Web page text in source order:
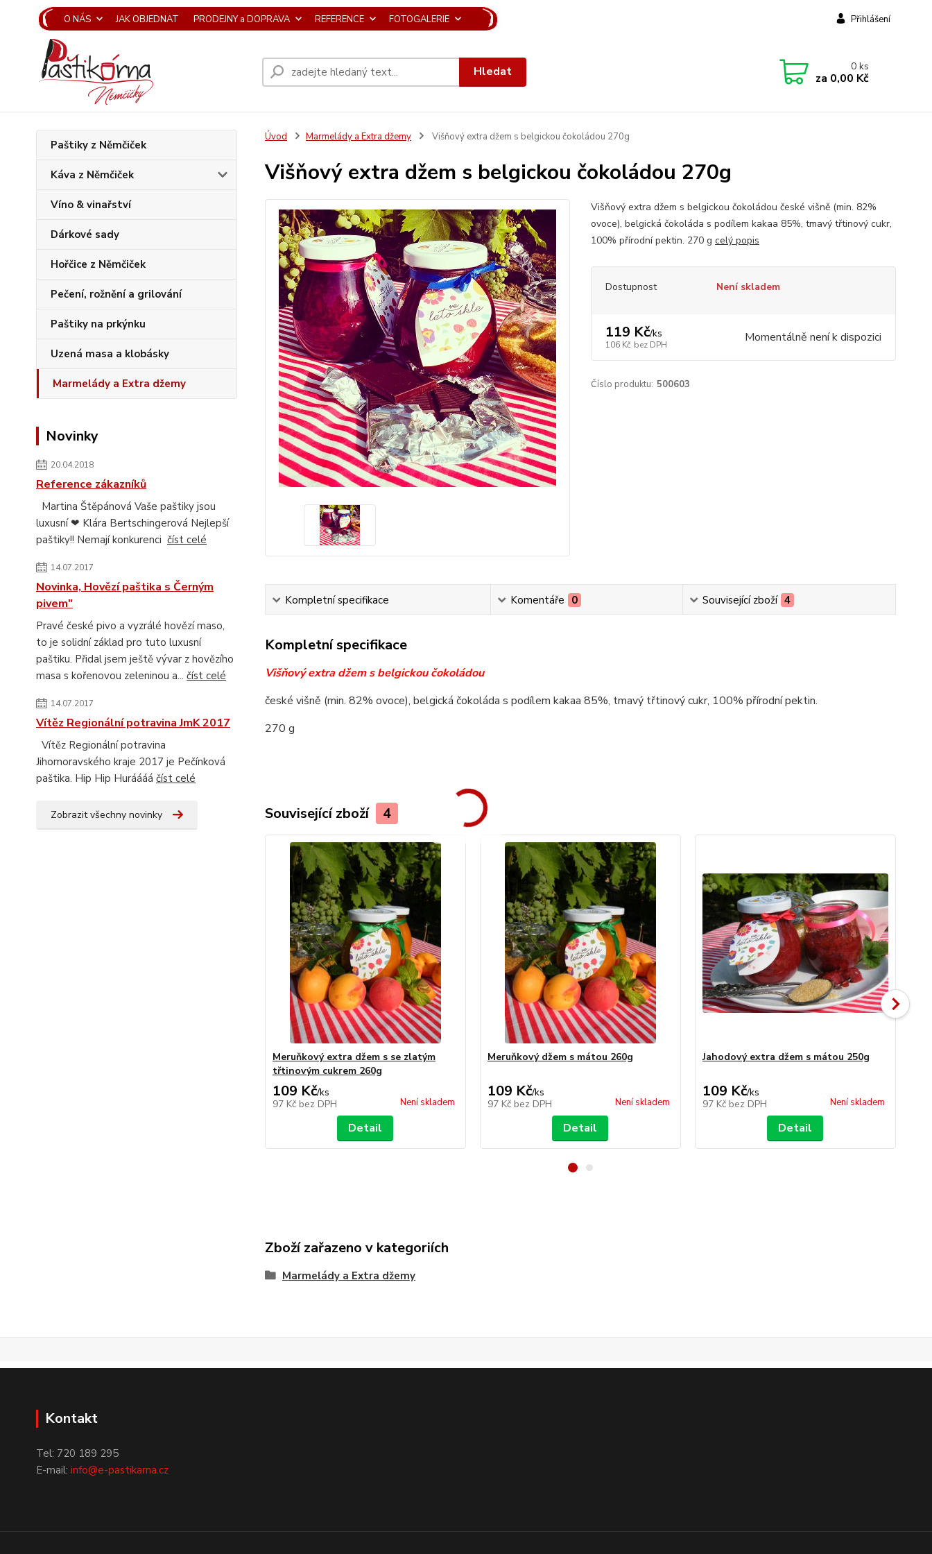
O NÁS JAK OBJEDNAT PRODEJNY a DOPRAVA REFERENCE FOTOGALERIE Přihlášení
Hledat 0ks
za 0,00 Kč
Paštiky z Němčiček
Káva z Němčiček
Víno & vinařství
Dárkové sady
Hořčice z Němčiček
Pečení, rožnění a grilování
Paštiky na prkýnku
Uzená masa a klobásky
Marmelády a Extra džemy
Novinky
20.04.2018
Reference zákazníků
Martina Štěpánová Vaše paštiky jsou
luxusní ❤ Klára Bertschingerová Nejlepší
paštiky!! Nemají konkurenci číst celé
14.07.2017
Novinka, Hovězí paštika s Černým
pivem"
Pravé české pivo a vyzrálé hovězí maso,
to je solidní základ pro tuto luxusní
paštiku. Přidal jsem ještě vývar z hovězího
masa s kořenovou zeleninou a... číst celé
14.07.2017
Vítěz Regionální potravina JmK 2017
Vítěz Regionální potravina
Jihomoravského kraje 2017 je Pečínková
paštika. Hip Hip Huráááá číst celé
Zobrazit všechny novinky
Úvod Marmelády a Extra džemy Višňový extra džem s belgickou čokoládou 270g
Višňový extra džem s belgickou čokoládou 270g
Višňový extra džem s belgickou čokoládou české višně (min. 82%
ovoce), belgická čokoláda s podílem kakaa 85%, tmavý třtinový cukr,
100% přírodní pektin. 270 g celý popis
Dostupnost Není skladem
119 Kč/ks
106 Kč bez DPH Momentálně není k dispozici
Číslo produktu: 500603
Kompletní specifikace Komentáře 0 Související zboží 4
Kompletní specifikace
Višňový extra džem s belgickou čokoládou
české višně (min. 82% ovoce), belgická čokoláda s podílem kakaa 85%, tmavý třtinový cukr, 100% přírodní pektin.
270 g
Související zboží 4
Meruňkový extra džem s se zlatým
třtinovým cukrem 260g
109 Kč/ks
97 Kč bez DPH Není skladem
Detail
Meruňkový džem s mátou 260g
109 Kč/ks
97 Kč bez DPH Není skladem
Detail
Jahodový extra džem s mátou 250g
109 Kč/ks
97 Kč bez DPH Není skladem
Detail
Zboží zařazeno v kategoriích
Marmelády a Extra džemy
Kontakt
Tel: 720 189 295
E-mail: info@e-pastikarna.cz